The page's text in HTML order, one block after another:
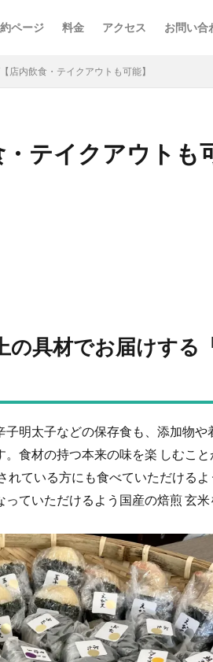
ページ 料金 アクセス お問い合
店内飲食・テイクアウトも可能】
テイクアウトも
の具材でお届けする
明太⼦などの保存⾷も、添加物や
⾷材の持つ本来の味を楽 しむこと
ている⽅にも⾷べていただける
ていただけるよう国産の焙煎 ⽞⽶